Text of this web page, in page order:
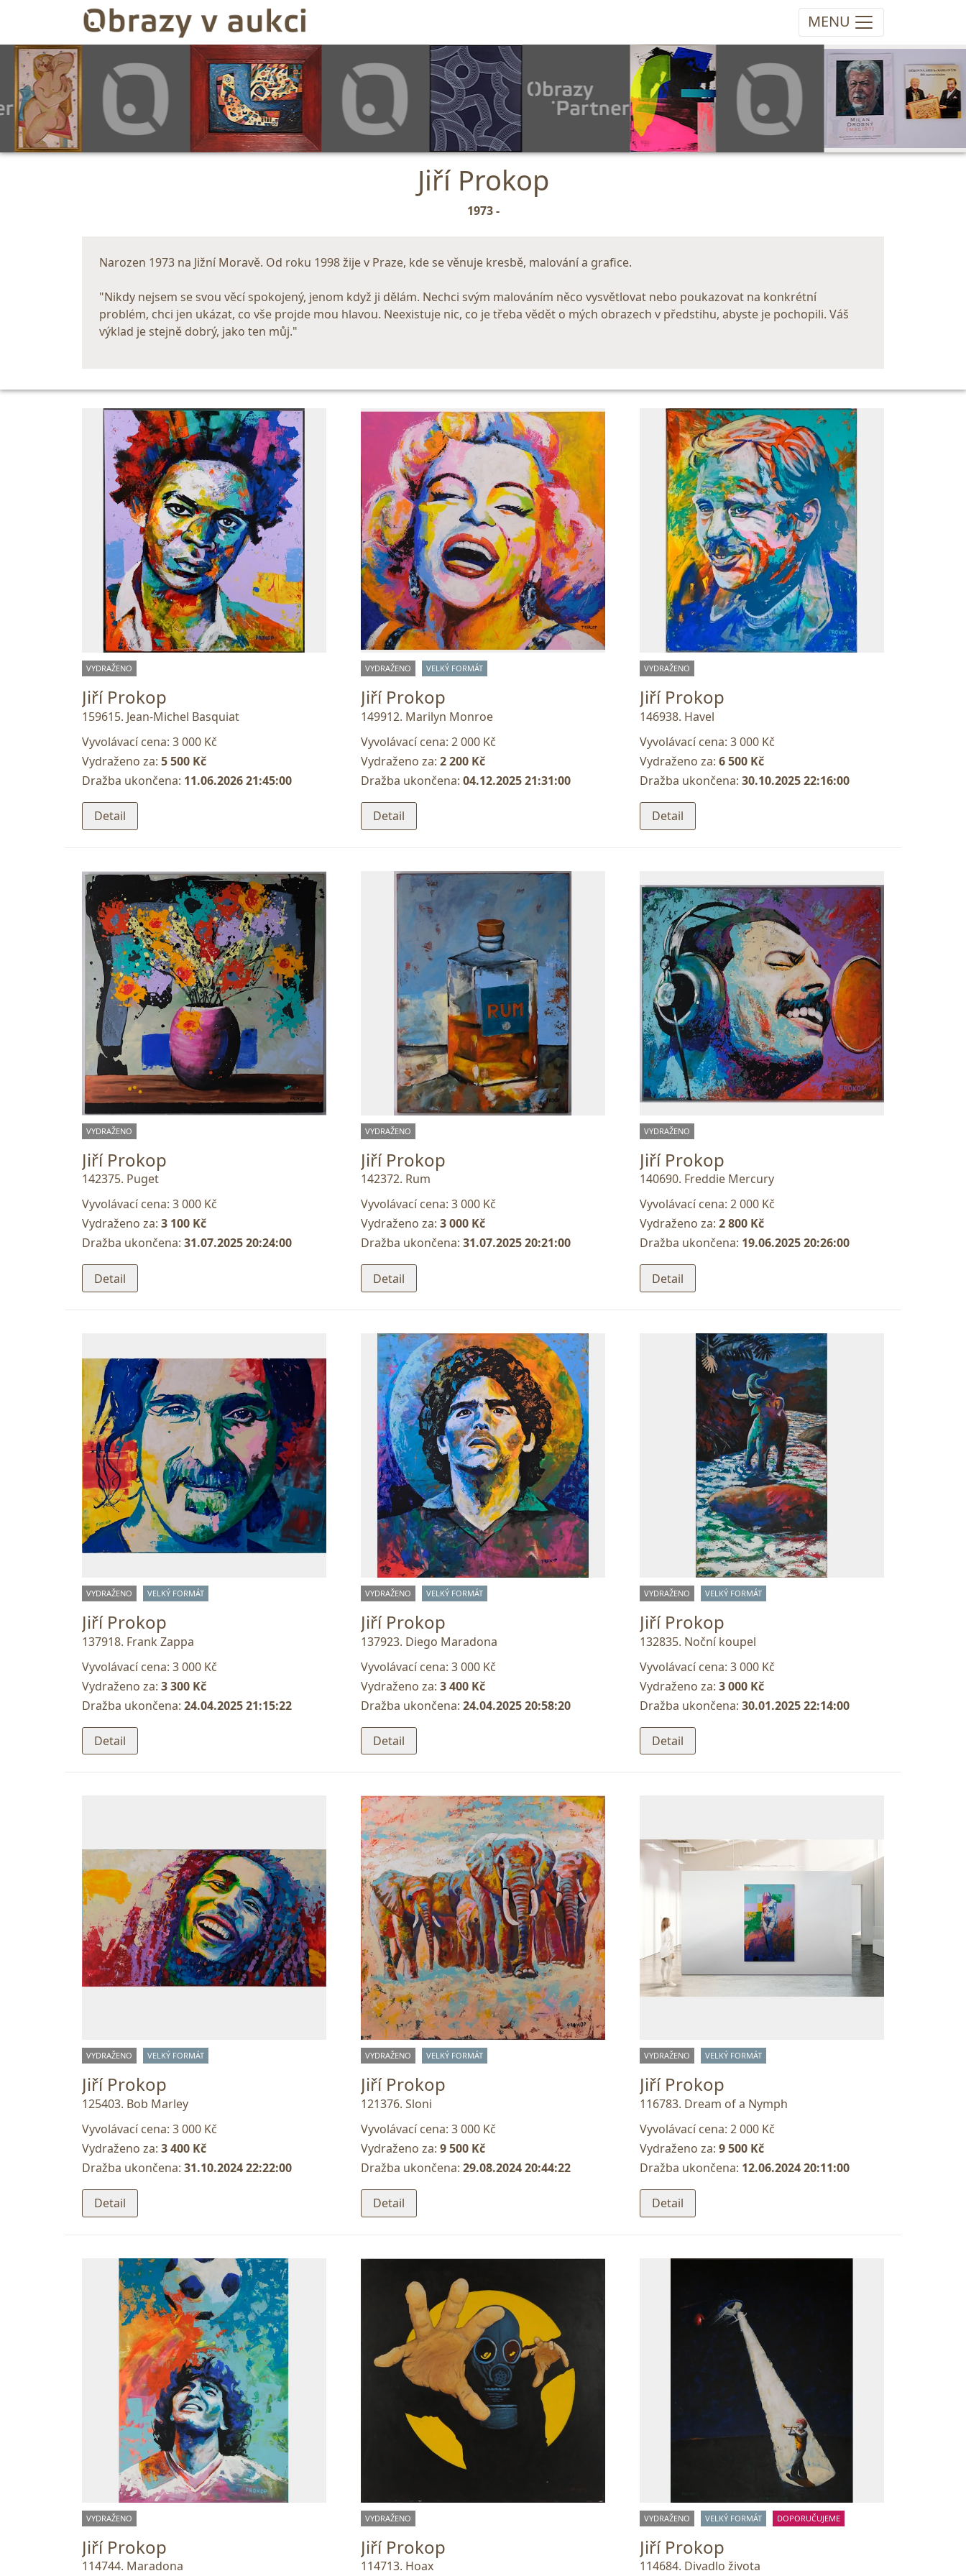
MENU
Jiří Prokop
1973 -
Narozen 1973 na Jižní Moravě. Od roku 1998 žije v Praze, kde se věnuje kresbě, malování a grafice.
"Nikdy nejsem se svou věcí spokojený, jenom když ji dělám. Nechci svým malováním něco vysvětlovat nebo poukazovat na konkrétní
problém, chci jen ukázat, co vše projde mou hlavou. Neexistuje nic, co je třeba vědět o mých obrazech v předstihu, abyste je pochopili. Váš
výklad je stejně dobrý, jako ten můj."
VYDRAŽENO
Jiří Prokop
159615. Jean-Michel Basquiat
Vyvolávací cena: 3 000 Kč
Vydraženo za: 5 500 Kč
Dražba ukončena: 11.06.2026 21:45:00
Detail
VYDRAŽENO VELKÝ FORMÁT
Jiří Prokop
149912. Marilyn Monroe
Vyvolávací cena: 2 000 Kč
Vydraženo za: 2 200 Kč
Dražba ukončena: 04.12.2025 21:31:00
Detail
VYDRAŽENO
Jiří Prokop
146938. Havel
Vyvolávací cena: 3 000 Kč
Vydraženo za: 6 500 Kč
Dražba ukončena: 30.10.2025 22:16:00
Detail
VYDRAŽENO
Jiří Prokop
142375. Puget
Vyvolávací cena: 3 000 Kč
Vydraženo za: 3 100 Kč
Dražba ukončena: 31.07.2025 20:24:00
Detail
VYDRAŽENO
Jiří Prokop
142372. Rum
Vyvolávací cena: 3 000 Kč
Vydraženo za: 3 000 Kč
Dražba ukončena: 31.07.2025 20:21:00
Detail
VYDRAŽENO
Jiří Prokop
140690. Freddie Mercury
Vyvolávací cena: 2 000 Kč
Vydraženo za: 2 800 Kč
Dražba ukončena: 19.06.2025 20:26:00
Detail
VYDRAŽENO VELKÝ FORMÁT
Jiří Prokop
137918. Frank Zappa
Vyvolávací cena: 3 000 Kč
Vydraženo za: 3 300 Kč
Dražba ukončena: 24.04.2025 21:15:22
Detail
VYDRAŽENO VELKÝ FORMÁT
Jiří Prokop
137923. Diego Maradona
Vyvolávací cena: 3 000 Kč
Vydraženo za: 3 400 Kč
Dražba ukončena: 24.04.2025 20:58:20
Detail
VYDRAŽENO VELKÝ FORMÁT
Jiří Prokop
132835. Noční koupel
Vyvolávací cena: 3 000 Kč
Vydraženo za: 3 000 Kč
Dražba ukončena: 30.01.2025 22:14:00
Detail
VYDRAŽENO VELKÝ FORMÁT
Jiří Prokop
125403. Bob Marley
Vyvolávací cena: 3 000 Kč
Vydraženo za: 3 400 Kč
Dražba ukončena: 31.10.2024 22:22:00
Detail
VYDRAŽENO VELKÝ FORMÁT
Jiří Prokop
121376. Sloni
Vyvolávací cena: 3 000 Kč
Vydraženo za: 9 500 Kč
Dražba ukončena: 29.08.2024 20:44:22
Detail
VYDRAŽENO VELKÝ FORMÁT
Jiří Prokop
116783. Dream of a Nymph
Vyvolávací cena: 2 000 Kč
Vydraženo za: 9 500 Kč
Dražba ukončena: 12.06.2024 20:11:00
Detail
VYDRAŽENO
Jiří Prokop
114744. Maradona
VYDRAŽENO
Jiří Prokop
114713. Hoax
VYDRAŽENO VELKÝ FORMÁT DOPORUČUJEME
Jiří Prokop
114684. Divadlo života